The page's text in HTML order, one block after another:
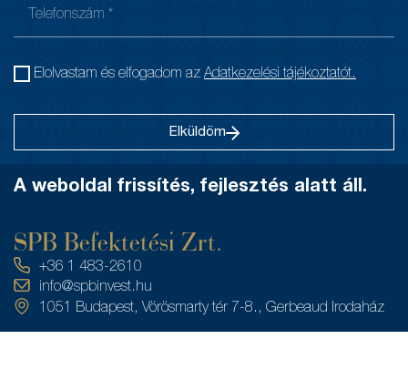
Elolvastam és elfogadom az Adatkezelési tájékoztatót.
Elküldöm
A weboldal frissítés, fejlesztés alatt áll.
SPB Befektetési Zrt.
+36 1 483-2610
info@spbinvest.hu
1051 Budapest, Vörösmarty tér 7-8., Gerbeaud Irodaház